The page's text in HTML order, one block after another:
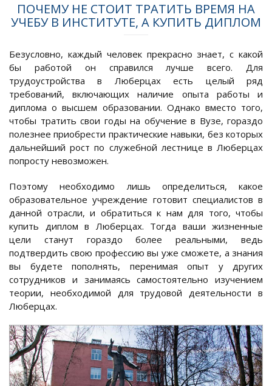
ПОЧЕМУ НЕ СТОИТ ТРАТИТЬ ВРЕМЯ НА
УЧЕБУ В ИНСТИТУТЕ, А КУПИТЬ ДИПЛОМ
Безусловно, каждый человек прекрасно знает, с какой
бы работой он справился лучше всего. Для
трудоустройства в Люберцах есть целый ряд
требований, включающих наличие опыта работы и
диплома о высшем образовании. Однако вместо того,
чтобы тратить свои годы на обучение в Вузе, гораздо
полезнее приобрести практические навыки, без которых
дальнейший рост по служебной лестнице в Люберцах
попросту невозможен.
Поэтому необходимо лишь определиться, какое
образовательное учреждение готовит специалистов в
данной отрасли, и обратиться к нам для того, чтобы
купить диплом в Люберцах. Тогда ваши жизненные
цели станут гораздо более реальными, ведь
подтвердить свою профессию вы уже сможете, а знания
вы будете пополнять, перенимая опыт у других
сотрудников и занимаясь самостоятельно изучением
теории, необходимой для трудовой деятельности в
Люберцах.